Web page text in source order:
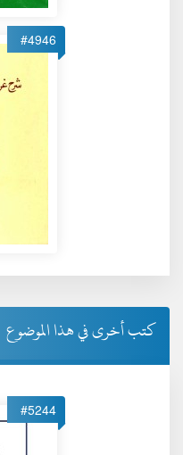
#4946
كتب أخرى في هذا الموضوع
#5244